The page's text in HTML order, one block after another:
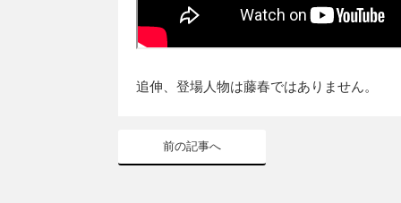
追伸、登場人物は藤春ではありません。
前の記事へ